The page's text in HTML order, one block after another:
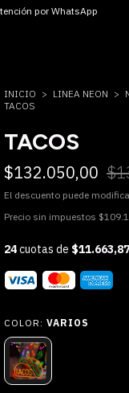
por WhatsApp
INICIO > LINEA NEON >
TACOS
TACOS
$132.050,00
El descuento puede
Precio sin impuestos
24cuotas de $11.663,87
COLOR:VARIOS